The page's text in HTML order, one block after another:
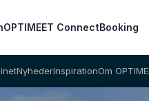
OPTIMEET ConnectBooking
NyhederInspirationOm